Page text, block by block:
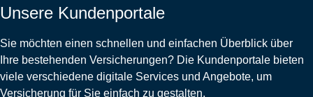
Unsere Kundenportale
Sie möchten einen schnellen und einfachen Überblick über
Ihre bestehenden Versicherungen? Die Kundenportale bieten
viele verschiedene digitale Services und Angebote, um
Versicherung für Sie einfach zu gestalten.